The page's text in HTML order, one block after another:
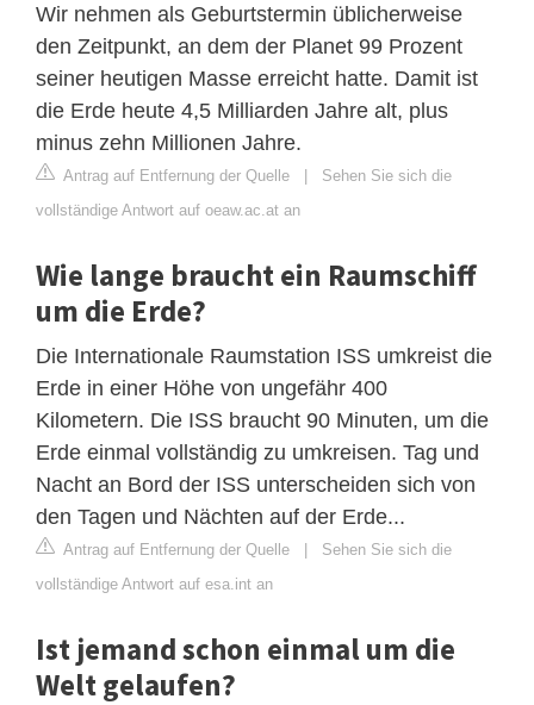
Wir nehmen als Geburtstermin üblicherweise
den Zeitpunkt, an dem der Planet 99 Prozent
seiner heutigen Masse erreicht hatte. Damit ist
die Erde heute 4,5 Milliarden Jahre alt, plus
minus zehn Millionen Jahre.
Antrag auf Entfernung der Quelle | Sehen Sie sich die
vollständige Antwort auf oeaw.ac.at an
Wie lange braucht ein Raumschiff
um die Erde?
Die Internationale Raumstation ISS umkreist die
Erde in einer Höhe von ungefähr 400
Kilometern. Die ISS braucht 90 Minuten, um die
Erde einmal vollständig zu umkreisen. Tag und
Nacht an Bord der ISS unterscheiden sich von
den Tagen und Nächten auf der Erde...
Antrag auf Entfernung der Quelle | Sehen Sie sich die
vollständige Antwort auf esa.int an
Ist jemand schon einmal um die
Welt gelaufen?